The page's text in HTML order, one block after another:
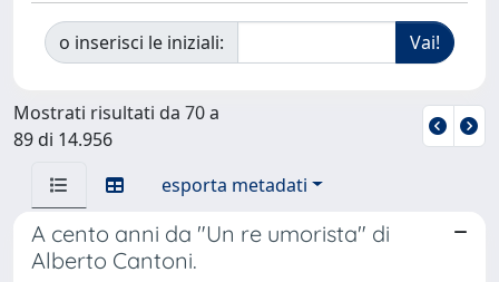
o inserisci le iniziali:
Mostrati risultati da 70 a
89 di 14.956
esporta metadati
A cento anni da "Un re umorista" di
Alberto Cantoni.